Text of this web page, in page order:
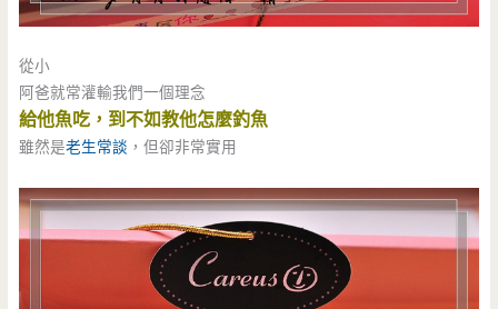
從小
阿爸就常灌輸我們一個理念
給他魚吃，到不如教他怎麼釣魚
雖然是老生常談 ，但卻非常實用